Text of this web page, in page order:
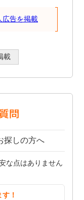
広告を掲載
載
探しの方へ
な点はありません
！